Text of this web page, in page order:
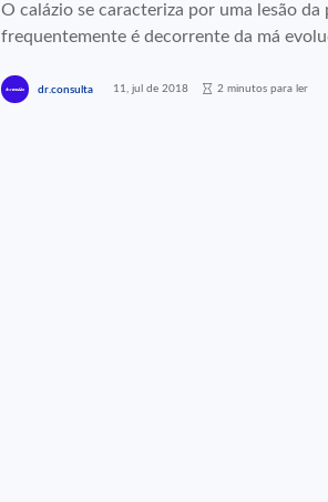
O calázio se caracteriza por uma lesão da
frequentemente é decorrente da má
dr.consulta 11, jul de 2018 2 minutos para ler